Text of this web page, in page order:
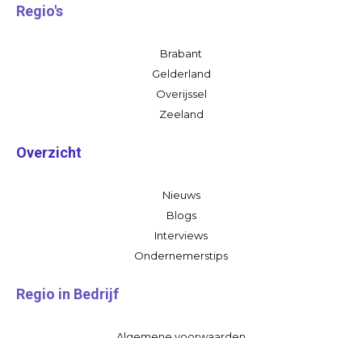
Regio's
Brabant
Gelderland
Overijssel
Zeeland
Overzicht
Nieuws
Blogs
Interviews
Ondernemerstips
Regio in Bedrijf